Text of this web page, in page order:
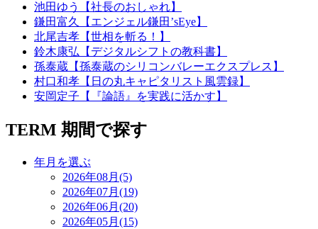
池田ゆう【社長のおしゃれ】
鎌田富久【エンジェル鎌田’sEye】
北尾吉孝【世相を斬る！】
鈴木康弘【デジタルシフトの教科書】
孫泰蔵【孫泰蔵のシリコンバレーエクスプレス】
村口和孝【日の丸キャピタリスト風雲録】
安岡定子【『論語』を実践に活かす】
TERM 期間で探す
年月を選ぶ
2026年08月(5)
2026年07月(19)
2026年06月(20)
2026年05月(15)